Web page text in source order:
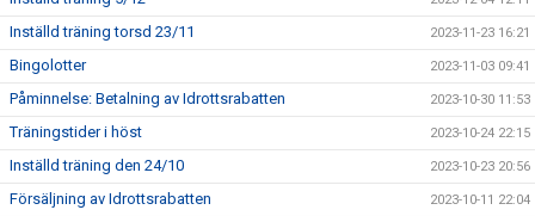
Inställd träning torsd 23/11 2023-11-23 16:21
Bingolotter 2023-11-03 09:41
Påminnelse: Betalning av Idrottsrabatten 2023-10-30 11:53
Träningstider i höst 2023-10-24 22:15
Inställd träning den 24/10 2023-10-23 20:56
Försäljning av Idrottsrabatten 2023-10-11 22:04